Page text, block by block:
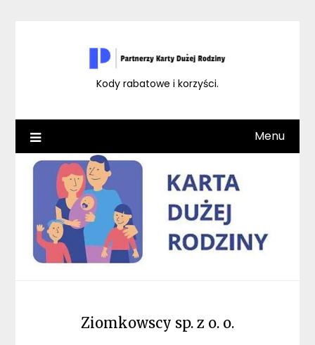
Kody rabatowe i korzyści.
Menu
Ziomkowscy sp. z o. o.